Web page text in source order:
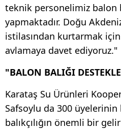
teknik personelimiz balon
yapmaktadır. Doğu
istilasından kurtarmak için
avlamaya davet ediyoruz."
"BALON BALIĞI
Karataş Su Ürünleri
Safsoylu da 300
balıkçılığın önemli bir